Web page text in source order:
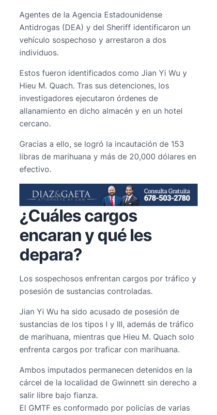
Agentes de la Agencia Estadounidense
Antidrogas (DEA) y del Sheriff identificaron un
vehículo sospechoso y arrestaron a dos
individuos.
Estos fueron identificados como Jian Yi Wu y
Hieu M. Quach. Tras sus detenciones, los
investigadores ejecutaron órdenes de
allanamiento en dicho almacén y en un hotel
cercano.
Gracias a ello, se logró la incautación de 153
libras de marihuana y más de 20,000 dólares en
efectivo.
¿Cuáles cargos
encaran y qué les
depara?
Los sospechosos enfrentan cargos por tráfico y
posesión de sustancias controladas.
Jian Yi Wu ha sido acusado de posesión de
sustancias de los tipos I y III, además de tráfico
de marihuana, mientras que Hieu M. Quach solo
enfrenta cargos por traficar con marihuana.
Ambos imputados permanecen detenidos en la
cárcel de la localidad de Gwinnett sin derecho a
salir libre bajo fianza.
El GMTF es conformado por policías de varias